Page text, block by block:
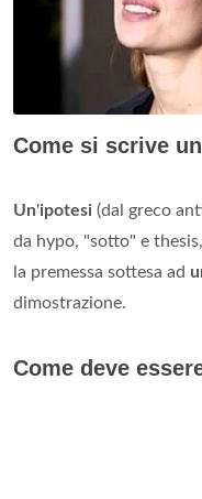
Come si scrive
Un'ipotesi (dal greco
da hypo, "sotto" e
la premessa sottesa ad
dimostrazione.
Come deve